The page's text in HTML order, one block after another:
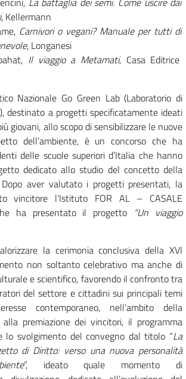
, Kellermann
Carnivori o vegani? Manuale per tutti di
, Longanesi
Il viaggio a Metamati, Casa Editrice
Nazionale Go Green Lab (Laboratorio di
destinato a progetti specificatamente ideati
giovani, allo scopo di sensibilizzare le nuove
dell’ambiente, è un concorso che ha
delle scuole superiori d’Italia che hanno
dedicato allo studio del concetto della
aver valutato i progetti presentati, la
vincitore l’Istituto FOR AL – CASALE
ha presentato il progetto “Un viaggio
la cerimonia conclusiva della XVI
non soltanto celebrativo ma anche di
e scientifico, favorendo il confronto tra
del settore e cittadini sui principali temi
contemporaneo, nell’ambito della
premiazione dei vincitori, il programma
lo svolgimento del convegno dal titolo “La
di Diritto: verso una nuova personalità
”, ideato quale momento di